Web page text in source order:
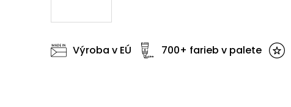
Výroba v EÚ 700+ farieb v palete